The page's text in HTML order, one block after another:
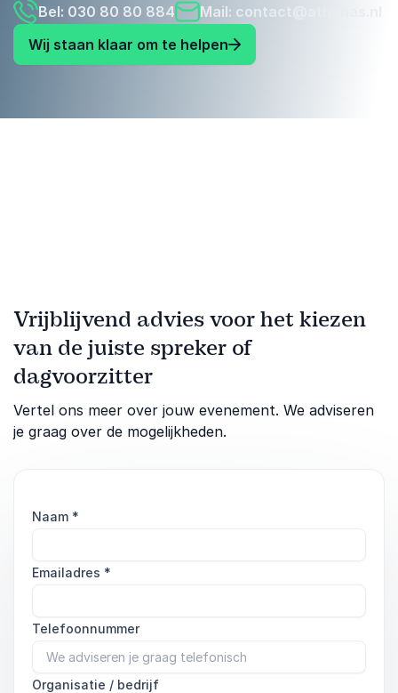
Bel: 030 80 80 884 Mail: contact@athenas.nl
Wij staan klaar om te helpen
Vrijblijvend advies voor het kiezen
van de juiste spreker of
dagvoorzitter
Vertel ons meer over jouw evenement. We adviseren
je graag over de mogelijkheden.
Naam *
Emailadres *
Telefoonnummer
Organisatie / bedrijf